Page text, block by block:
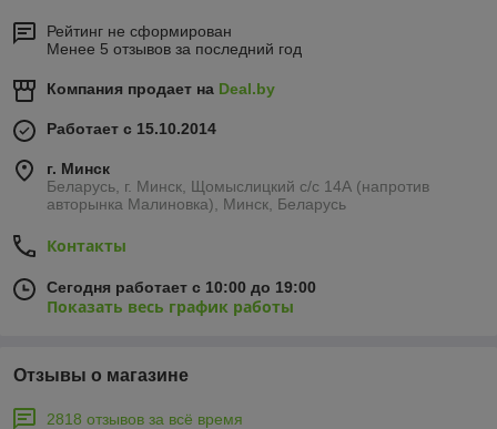
Рейтинг не сформирован
Менее 5 отзывов за последний год
Компания продает на Deal.by
Работает с 15.10.2014
г. Минск
Беларусь, г. Минск, Щомыслицкий с/с 14А (напротив
авторынка Малиновка), Минск, Беларусь
Контакты
Сегодня работает с 10:00 до 19:00
Показать весь график работы
Отзывы о магазине
2818 отзывов за всё время